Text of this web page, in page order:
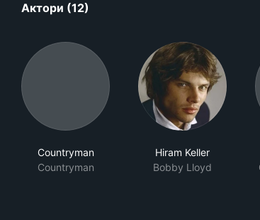
Актори (12)
Countryman
Countryman
Hiram Keller
Bobby Lloyd